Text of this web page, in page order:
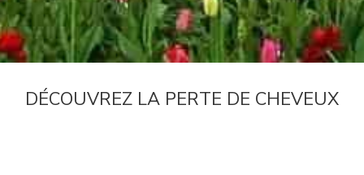
DÉCOUVREZ LA PERTE DE CHEVEUX